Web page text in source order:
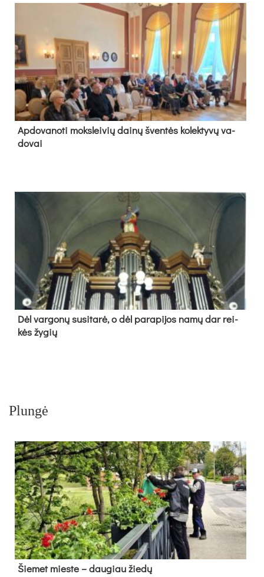
Ap­do­va­no­ti moks­lei­vių dai­nų šven­tės ko­lek­ty­vų va­
do­vai
Dėl var­go­nų su­si­ta­rė, o dėl pa­ra­pi­jos na­mų dar rei­
kės žy­gių
Plungė
Šie­met mies­te – dau­giau žie­dų